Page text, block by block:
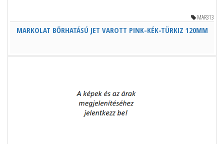
MAR313
MARKOLAT BŐRHATÁSÚ JET VAROTT PINK-KÉK-TÜRKIZ 120MM